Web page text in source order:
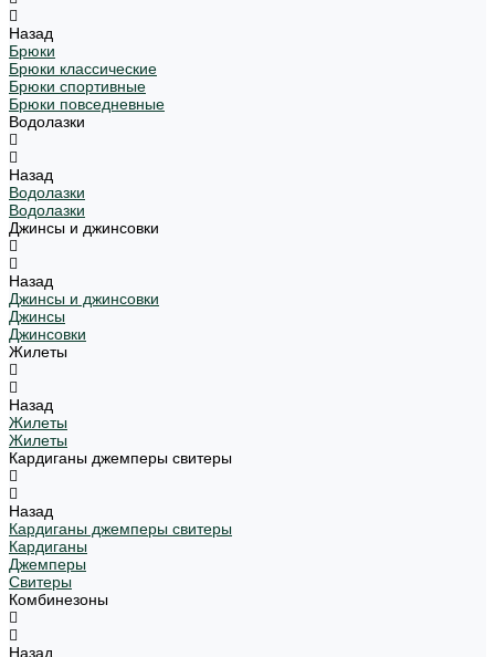
Назад
Брюки
Брюки классические
Брюки спортивные
Брюки повседневные
Водолазки
Назад
Водолазки
Водолазки
Джинсы и джинсовки
Назад
Джинсы и джинсовки
Джинсы
Джинсовки
Жилеты
Назад
Жилеты
Жилеты
Кардиганы джемперы свитеры
Назад
Кардиганы джемперы свитеры
Кардиганы
Джемперы
Свитеры
Комбинезоны
Назад